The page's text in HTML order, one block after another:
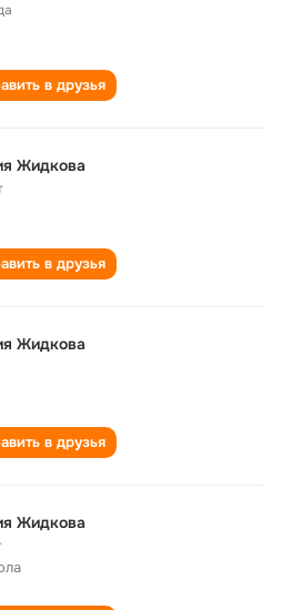
в друзья
Жидкова
в друзья
Жидкова
в друзья
Жидкова